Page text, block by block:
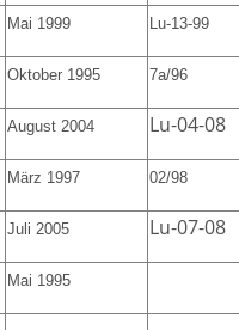
Mai 1999 Lu-13-99
Oktober 1995 7a/96
August 2004 Lu-04-08
März 1997 02/98
Juli 2005 Lu-07-08
Mai 1995